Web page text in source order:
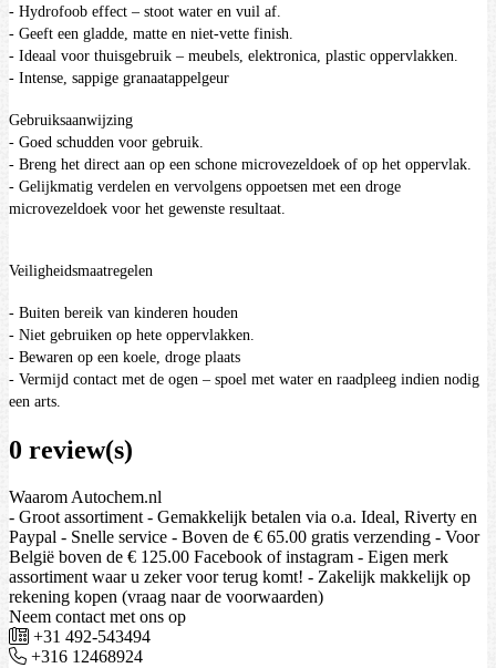
- Hydrofoob effect – stoot water en vuil af.
- Geeft een gladde, matte en niet-vette finish.
- Ideaal voor thuisgebruik – meubels, elektronica, plastic oppervlakken.
- Intense, sappige granaatappelgeur
Gebruiksaanwijzing
- Goed schudden voor gebruik.
- Breng het direct aan op een schone microvezeldoek of op het oppervlak.
- Gelijkmatig verdelen en vervolgens oppoetsen met een droge
microvezeldoek voor het gewenste resultaat.
Veiligheidsmaatregelen
- Buiten bereik van kinderen houden
- Niet gebruiken op hete oppervlakken.
- Bewaren op een koele, droge plaats
- Vermijd contact met de ogen – spoel met water en raadpleeg indien nodig
een arts.
0 review(s)
Waarom Autochem.nl
- Groot assortiment - Gemakkelijk betalen via o.a. Ideal, Riverty en
Paypal - Snelle service - Boven de € 65.00 gratis verzending - Voor
België boven de € 125.00 Facebook of instagram - Eigen merk
assortiment waar u zeker voor terug komt! - Zakelijk makkelijk op
rekening kopen (vraag naar de voorwaarden)
Neem contact met ons op
+31 492-543494
+316 12468924